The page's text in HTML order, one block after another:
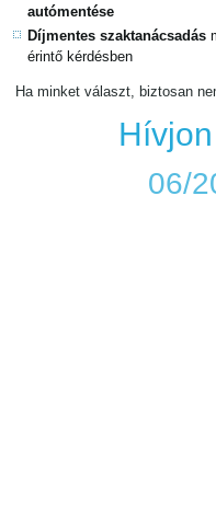
autómentése
Díjmentes szaktanácsadás
érintő kérdésben
Ha minket választ, biztosan
06/